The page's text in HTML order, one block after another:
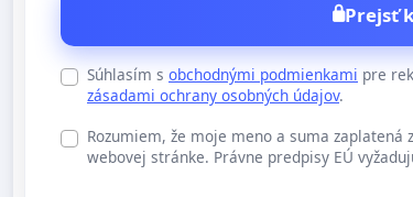
Prejsť
Súhlasím s obchodnými podmienkami pre
zásadami ochrany osobných údajov.
Rozumiem, že moje meno a suma
webovej stránke. Právne predpisy EÚ